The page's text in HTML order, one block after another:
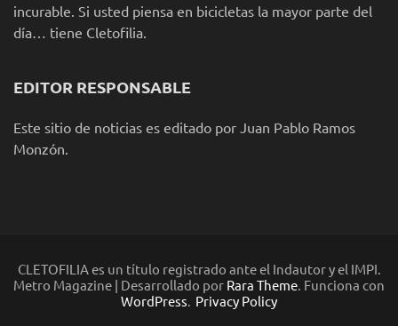
incurable. Si usted piensa en bicicletas la mayor parte del
día… tiene Cletofilia.
EDITOR RESPONSABLE
Este sitio de noticias es editado por Juan Pablo Ramos
Monzón.
CLETOFILIA es un título registrado ante el Indautor y el IMPI.
Metro Magazine | Desarrollado por Rara Theme. Funciona con
WordPress. Privacy Policy